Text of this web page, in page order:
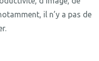
il n’y a pas de